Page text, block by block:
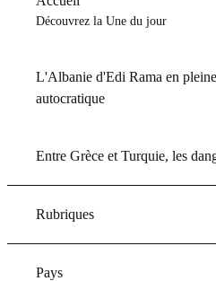
Découvrez la Une du jour
L'Albanie d'Edi Rama en
autocratique
Entre Grèce et Turquie, les
Rubriques
Pays